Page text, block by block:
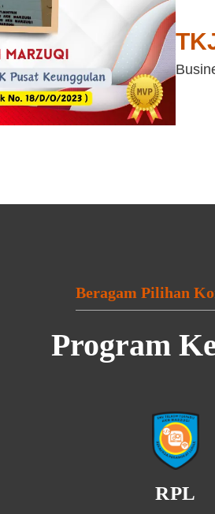
Beragam Pilihan
Program
RPL